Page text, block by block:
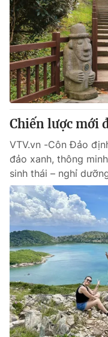
Theo dõi báo trên
Cơ quan chủ quản:Đài
Cơ quan báo chí:Thời
Giấy phép hoạt động
cấp ngày 29/12/2023
Tổng Biên tập:Vũ
Phó Tổng Biên tập:
Nguyễn Trọng Ninh
Tổng đài VTV: 024.38
Ðiện thoại Thời báo VTV:
Email:toasoan@vtv.vn
Liên hệ quảng cáo:
Chiến lược mới
VTV.vn -Côn Đảo
đảo xanh, thông
sinh thái – nghỉ